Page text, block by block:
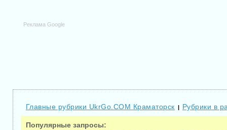
Реклама Google
Главные рубрики UkrGo.COM Краматорск | Рубрики в
Популярные запросы: